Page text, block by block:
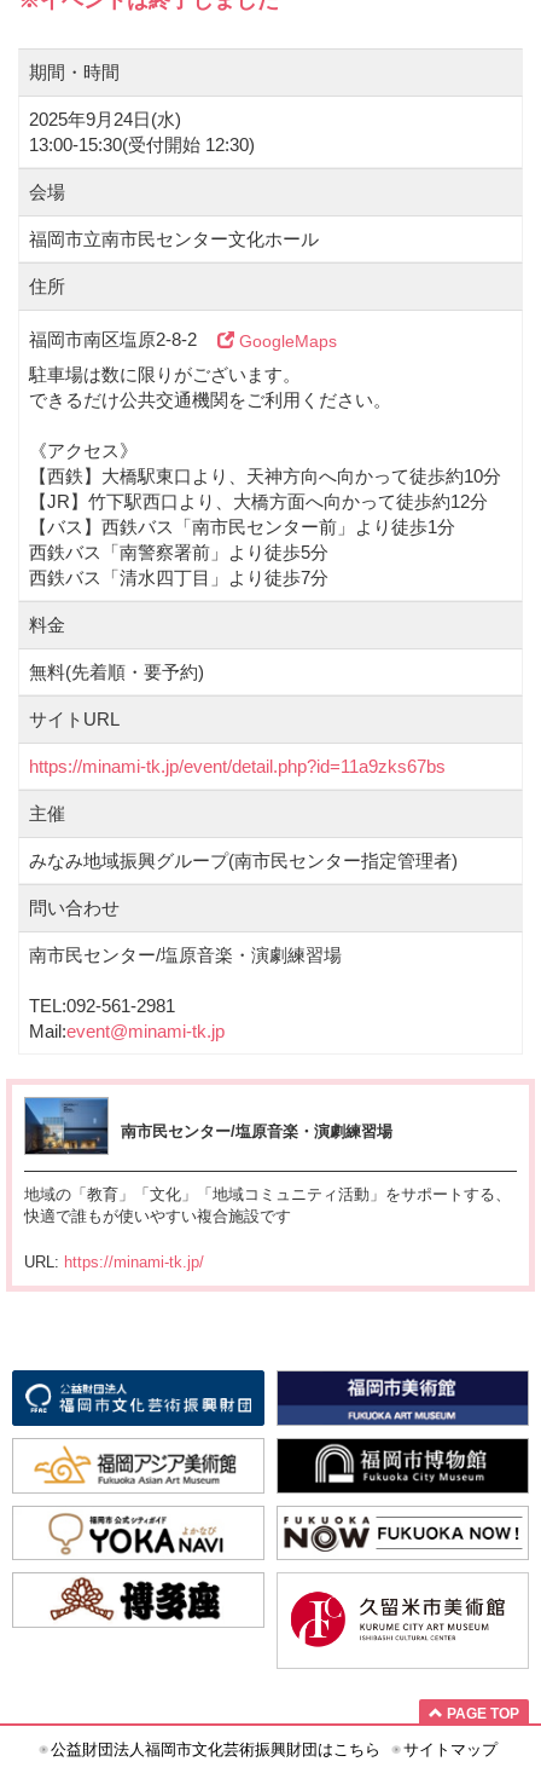
期間・時間
2025年9月24日(水)
13:00-15:30(受付開始 12:30)
会場
福岡市立南市民センター文化ホール
住所
福岡市南区塩原2-8-2 GoogleMaps
駐車場は数に限りがございます。
できるだけ公共交通機関をご利用ください。
《アクセス》
【西鉄】大橋駅東口より、天神方向へ向かって徒歩約10分
【JR】竹下駅西口より、大橋方面へ向かって徒歩約12分
【バス】西鉄バス「南市民センター前」より徒歩1分
西鉄バス「南警察署前」より徒歩5分
西鉄バス「清水四丁目」より徒歩7分
料金
無料(先着順・要予約)
サイトURL
https://minami-tk.jp/event/detail.php?id=11a9zks67bs
主催
みなみ地域振興グループ(南市民センター指定管理者)
問い合わせ
南市民センター/塩原音楽・演劇練習場
TEL:092-561-2981
Mail:event@minami-tk.jp
南市民センター/塩原音楽・演劇練習場
地域の「教育」「文化」「地域コミュニティ活動」をサポートする、
快適で誰もが使いやすい複合施設です
URL: https://minami-tk.jp/
PAGE TOP
公益財団法人福岡市文化芸術振興財団はこちら サイトマップ